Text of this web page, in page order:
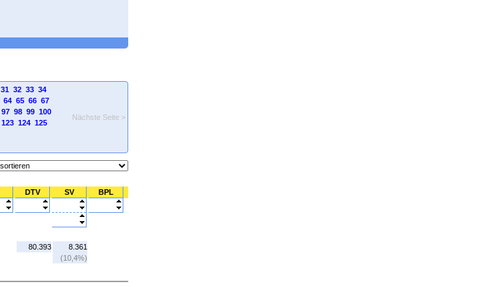
31 32 33 34
64 65 66 67
97 98 99 100
123 124 125
Nächste Seite >
DTV SV BPL
80.393
8.361
(10,4%)